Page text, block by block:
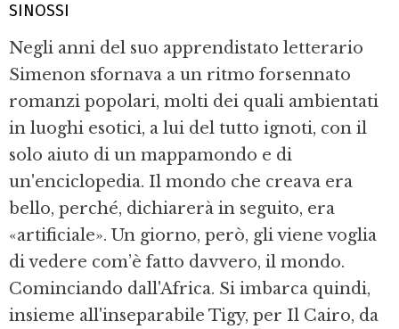
SINOSSI
Negli anni del suo apprendistato letterario
Simenon sfornava a un ritmo forsennato
romanzi popolari, molti dei quali ambientati
in luoghi esotici, a lui del tutto ignoti, con il
solo aiuto di un mappamondo e di
un'enciclopedia. Il mondo che creava era
bello, perché, dichiarerà in seguito, era
«artificiale». Un giorno, però, gli viene voglia
di vedere com’è fatto davvero, il mondo.
Cominciando dall'Africa. Si imbarca quindi,
insieme all'inseparabile Tigy, per Il Cairo, da